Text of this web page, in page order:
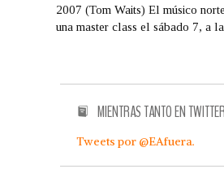
2007 (Tom Waits) El músico
una master class el sábado 7, a
MIENTRAS TANTO EN
Tweets por @EAfuera.